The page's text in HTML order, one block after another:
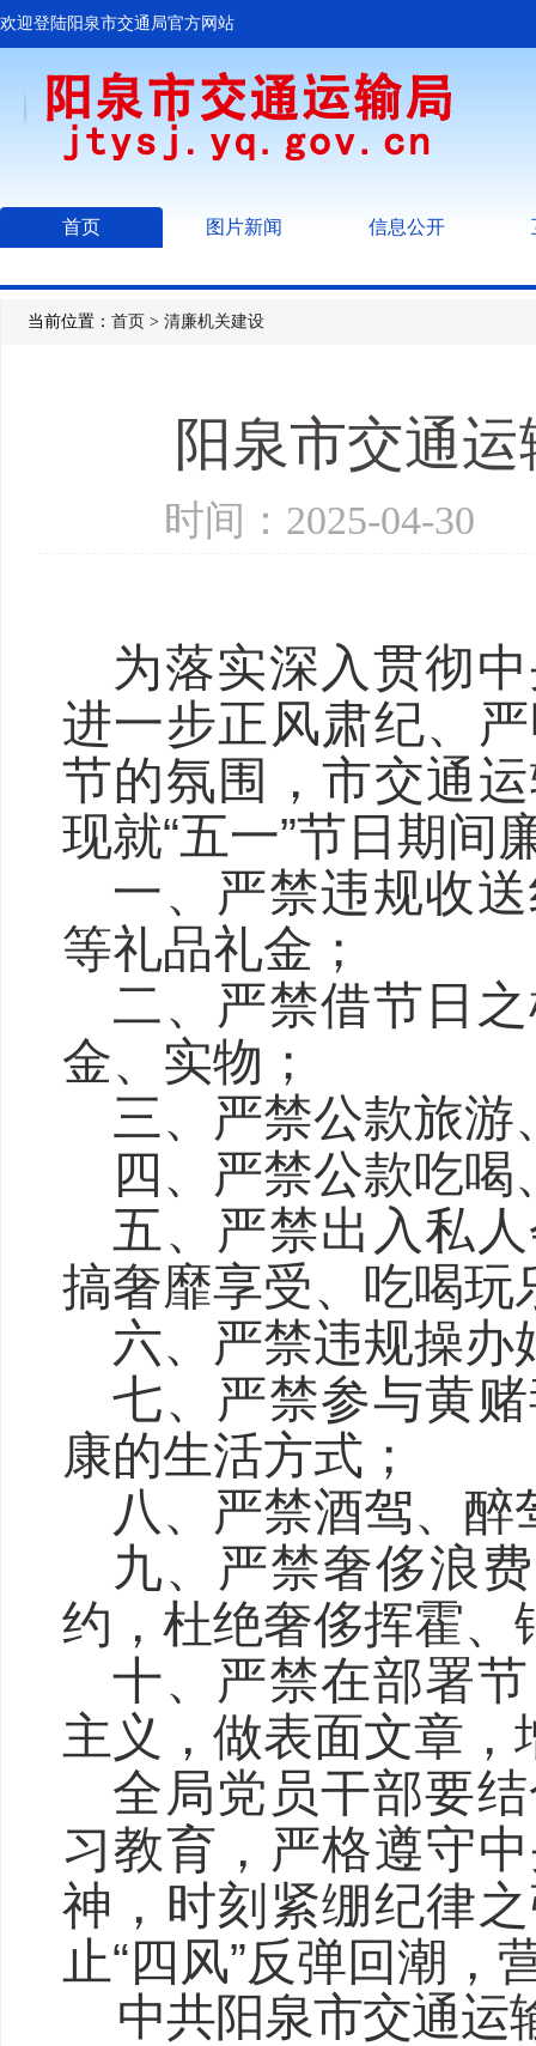
欢迎登陆阳泉市交通局官方网站
首页 图片新闻 信息公开
当前位置： 首页 > 清廉机关建设
阳泉市交通
时间：2025-04-
为落实深入贯彻
进一步正风肃纪、
节的氛围，市交通
现就“五一”节日期间
一、严禁违规收
等礼品礼金；
二、严禁借节日
金、实物；
三、严禁公款旅
四、严禁公款吃
五、严禁出入私
搞奢靡享受、吃喝玩
六、严禁违规操办
七、 严禁参与黄
康的生活方式 ；
八、严禁酒驾、
九、严禁奢侈浪
约，杜绝奢侈挥霍、
十、严禁在部署
主义，做表面文章，
全局党员干部要
习教育，严格遵守
神，时刻紧绷纪律
止“四风”反弹回潮，
中共阳泉市交通运